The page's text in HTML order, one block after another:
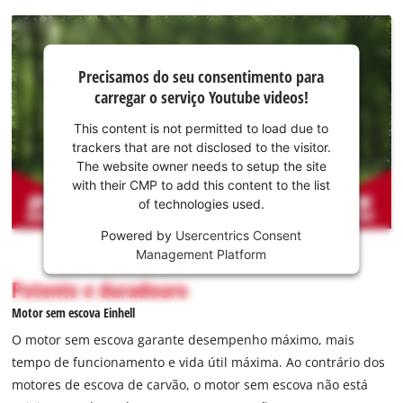
Twinchargers para carregar duas baterias em simultâneo.
Precisamos do
consentimento
para carregar o
serviço
Youtube!
This
content
is
permitted
to
load
to
trackers
that
Precisamos do seu consentimento para
carregar o serviço Youtube videos!
This content is not permitted to load due to
trackers that are not disclosed to the visitor.
The website owner needs to setup the site
with their CMP to add this content to the list
of technologies used.
Powered by Usercentrics Consent
Management Platform
Potente e duradouro
Motor sem escova Einhell
O motor sem escova garante desempenho máximo, mais
tempo de funcionamento e vida útil máxima. Ao contrário dos
motores de escova de carvão, o motor sem escova não está